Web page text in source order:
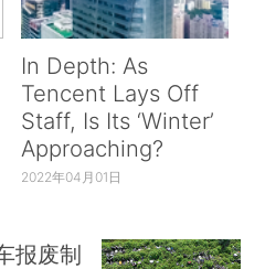
In Depth: As
Tencent Lays Off
Staff, Is Its ‘Winter’
Approaching?
2022年04月01日
报废制